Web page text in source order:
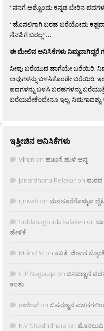
“ನನಗೆ ಅಶ್ಟೊಂದು ಕನ್ನಡ ಬೇರಿನ
“ಹೊನಲಿಗಾಗಿ ಬರಹ ಬರೆಯೋದು
ನೆನಪಿಗೆ ಬರಲ್ಲ”…
ಈ ಮೇಲಿನ ಅನಿಸಿಕೆಗಳು ನಿಮ್ಮದಾಗಿದ್ದರೆ
ನೀವು ಬರೆಯುವ ಹಾಗೆಯೇ ಬರೆಯಿರಿ.
ಅವುಗಳನ್ನು ಬಳಸಿಕೊಂಡೇ ಬರೆಯಿರಿ.
ಪದಗಳನ್ನು ಬಳಸಿ ಬರಹಗಳನ್ನು
ಬರೆಯಬೇಕೆಂದೇನೂ ಇಲ್ಲ. ನಿಮಗಾದಶ್ಟು
ಇತ್ತೀಚಿನ ಅನಿಸಿಕೆಗಳು
Viren on ಹುಣಸೆ ಹುಳಿ ಅನ್ನ
Janardhana Relekar on ಮರದ
rjnivah on ಮನಸೂರೆಗೊಳ್ಳುವ
Siddanagouda kalakeri on
ಹೇಳಿಕೆ
M âñd M on ಕವಿತೆ: ಜೀವನ
C.P.Nagaraja on ಬಸವಣ್ಣನ
ಕಂತು
ರಾಜೀವ್ on ಬಸವಣ್ಣನ
K.V Shashidhara on